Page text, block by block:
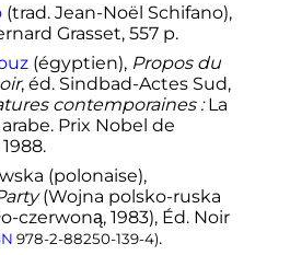
(trad.Jean-Noël Schifano),
Grasset, 557 p.
(égyptien), Propos du
, éd. Sindbad-Actes Sud,
contemporaines :La
Prix Nobel de
(polonaise),
(Wojna polsko-ruska
czerwoną, 1983), Éd. Noir
978-2-88250-139-4).